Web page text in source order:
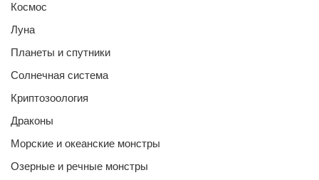
Космос
Луна
Планеты и спутники
Солнечная система
Криптозоология
Драконы
Морские и океанские монстры
Озерные и речные монстры